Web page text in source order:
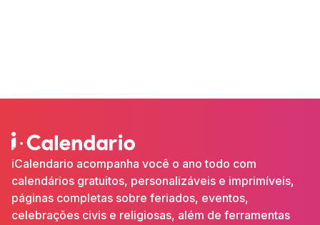
iCalendario acompanha você o ano todo com
calendários gratuitos, personalizáveis e imprimíveis,
páginas completas sobre feriados, eventos,
celebrações civis e religiosas, além de ferramentas